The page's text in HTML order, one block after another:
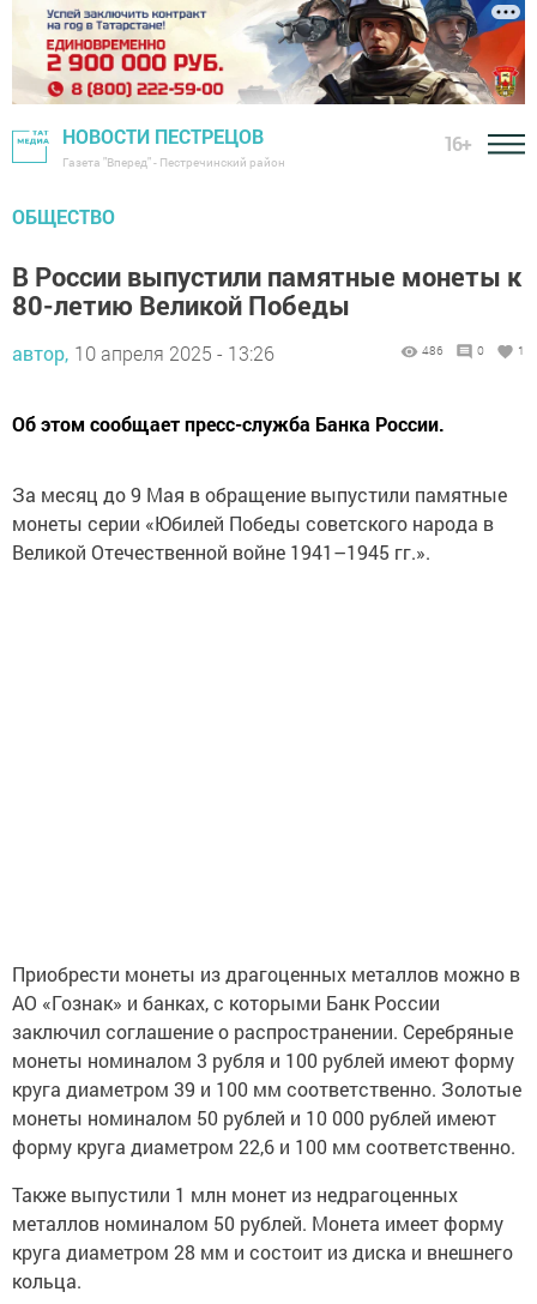
НОВОСТИ ПЕСТРЕЦОВ
Газета "Вперед" - Пестречинский район
16+
ОБЩЕСТВО
В России выпустили памятные монеты к
80-летию Великой Победы
автор, 10 апреля 2025 - 13:26 486 0 1
Об этом сообщает пресс-служба Банка России.
За месяц до 9 Мая в обращение выпустили памятные
монеты серии «Юбилей Победы советского народа в
Великой Отечественной войне 1941–1945 гг.».
Приобрести монеты из драгоценных металлов можно в
АО «Гознак» и банках, с которыми Банк России
заключил соглашение о распространении. Серебряные
монеты номиналом 3 рубля и 100 рублей имеют форму
круга диаметром 39 и 100 мм соответственно. Золотые
монеты номиналом 50 рублей и 10 000 рублей имеют
форму круга диаметром 22,6 и 100 мм соответственно.
Также выпустили 1 млн монет из недрагоценных
металлов номиналом 50 рублей. Монета имеет форму
круга диаметром 28 мм и состоит из диска и внешнего
кольца.